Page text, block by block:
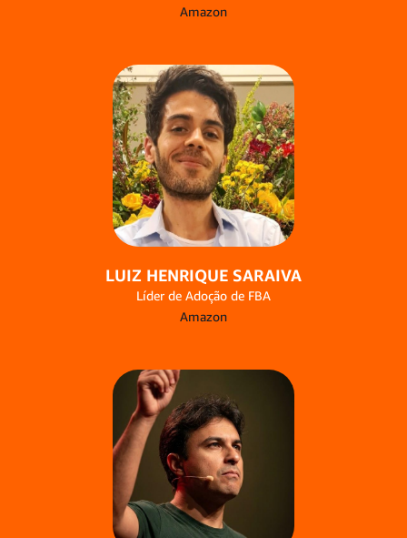
Amazon
LUIZ HENRIQUE SARAIVA
Líder de Adoção de FBA
Amazon